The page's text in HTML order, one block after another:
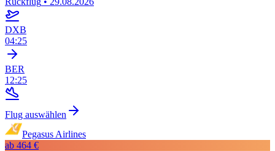
DXB
04:25
BER
12:25
Flug auswählen
Pegasus Airlines
ab 464 €